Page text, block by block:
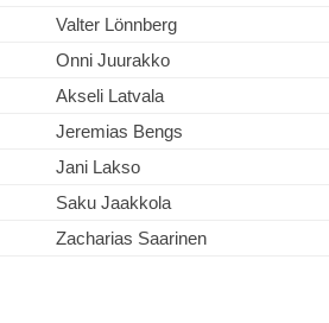
Valter Lönnberg
Onni Juurakko
Akseli Latvala
Jeremias Bengs
Jani Lakso
Saku Jaakkola
Zacharias Saarinen